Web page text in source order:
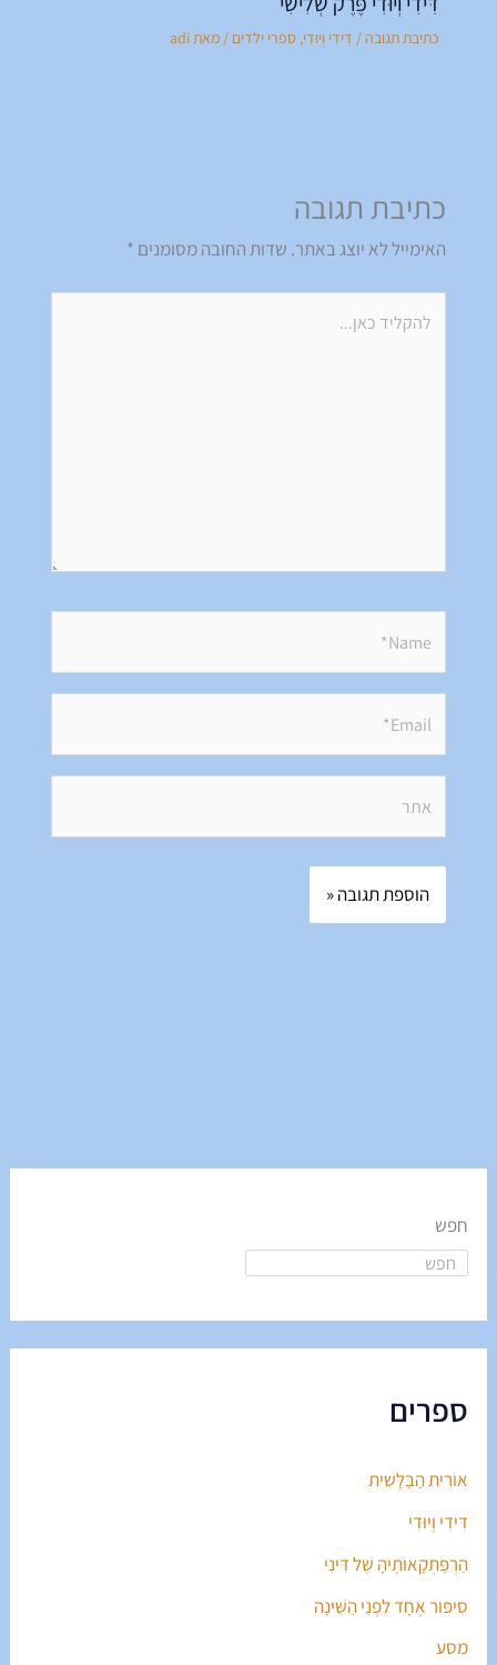
כתיבת תגובה/ דִּידִי וְיוּדִי, ספרי ילדים / מאת adi
כתיבת תגובה
האימייל לא יוצג באתר. שדות החובה מסומנים *
חפש
ספרים
אוֹרִית הַבַּלָּשִׁית
דִּידִי וְיוּדִי
הַרְפַּתְקָאוֹתֶיהָ שֶׁל דִּינִי
סִיפּוּר אֶחָד לִפְנֵי הַשֵּׁינָה
מסע